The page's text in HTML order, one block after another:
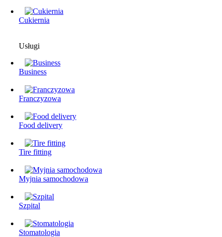
Cukiernia
Usługi
Business
Franczyzowa
Food delivery
Tire fitting
Myjnia samochodowa
Szpital
Stomatologia